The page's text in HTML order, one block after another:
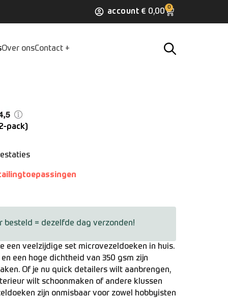
account € 0,00
0
Over onsContact
pack)
besteld = dezelfde dag verzonden!
een veelzijdige set microvezeldoeken in huis.
een hoge dichtheid van 350 gsm zijn
Of je nu quick detailers wilt aanbrengen,
wilt schoonmaken of andere klussen
zijn onmisbaar voor zowel hobbyisten